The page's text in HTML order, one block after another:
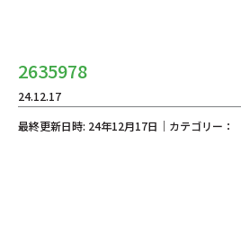
2635978
24.12.17
最終更新日時: 24年12月17日｜カテゴリー：